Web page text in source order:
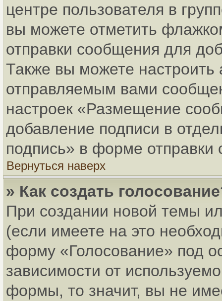
центре пользователя в
вы можете отметить
отправки сообщения для
Также вы можете настроить
отправляемым вами
настроек «Размещение
добавление подписи в
подпись» в форме отправки
Вернуться наверх
» Как создать
При создании новой темы
(если имеете на это
форму «Голосование» под
зависимости от
формы, то значит, вы не